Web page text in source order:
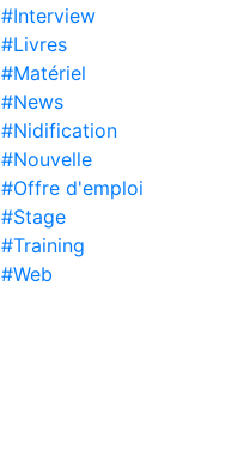
#Interview
#Livres
#Matériel
#News
#Nidification
#Nouvelle
#Offre d'emploi
#Stage
#Training
#Web